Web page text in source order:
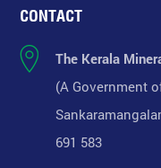
CONTACT
The Kerala
(A Government
691 583